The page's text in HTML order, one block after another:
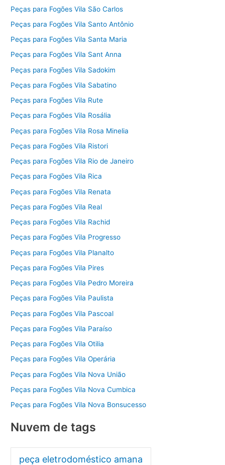
Peças para Fogões Vila São Carlos
Peças para Fogões Vila Santo Antônio
Peças para Fogões Vila Santa Maria
Peças para Fogões Vila Sant Anna
Peças para Fogões Vila Sadokim
Peças para Fogões Vila Sabatino
Peças para Fogões Vila Rute
Peças para Fogões Vila Rosália
Peças para Fogões Vila Rosa Minelia
Peças para Fogões Vila Ristori
Peças para Fogões Vila Rio de Janeiro
Peças para Fogões Vila Rica
Peças para Fogões Vila Renata
Peças para Fogões Vila Real
Peças para Fogões Vila Rachid
Peças para Fogões Vila Progresso
Peças para Fogões Vila Planalto
Peças para Fogões Vila Pires
Peças para Fogões Vila Pedro Moreira
Peças para Fogões Vila Paulista
Peças para Fogões Vila Pascoal
Peças para Fogões Vila Paraíso
Peças para Fogões Vila Otilia
Peças para Fogões Vila Operária
Peças para Fogões Vila Nova União
Peças para Fogões Vila Nova Cumbica
Peças para Fogões Vila Nova Bonsucesso
Nuvem de tags
peça eletrodoméstico amana